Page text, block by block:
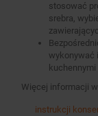
stosować
srebra,
wykonywać
Więcej informacji w
instrukcji